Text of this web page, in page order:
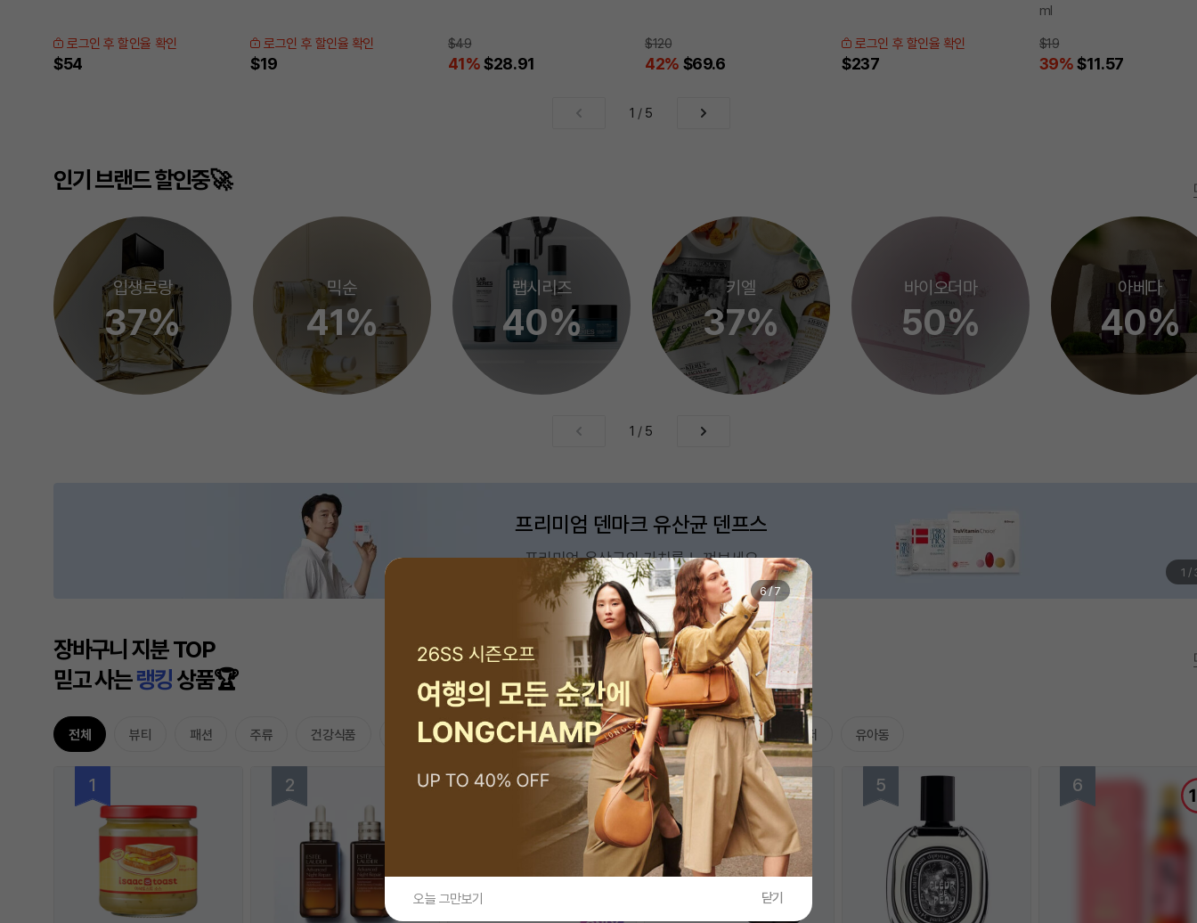
로그인 후 할인율 확인
$54
로그인 후 할인율 확인
$19
$49
41% $28.91
$120
42% $69.6
로그인 후 할인율 확인
$237
ml
$19
39% $11.57
1 / 5
인기 브랜드 할인중🚀
입생로랑
37%
믹순
41%
랩시리즈
40%
키엘
37%
바이오더마
50%
아베다
40%
1 / 5
프리미엄 덴마크 유산균 덴프스
프리미엄 유산균의 가치를 느껴보세요
1 /
장바구니 지분 TOP
믿고 사는랭킹상품🏆
전체 뷰티 패션 주류 건강식품 맨즈에딧 시계/주얼리 식품 리빙 전자 스포츠/레저 유아동
7/7
오늘 그만보기 닫기